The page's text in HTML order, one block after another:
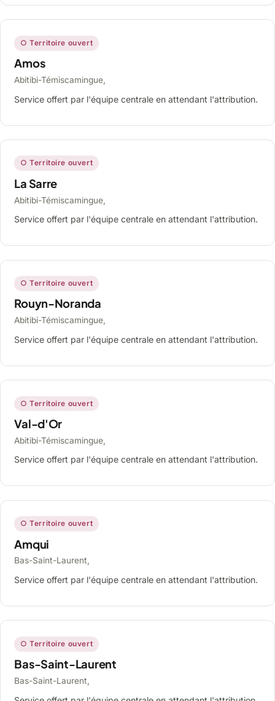
○ Territoire ouvert
Amos
Abitibi-Témiscamingue,
Service offert par l'équipe centrale en attendant l'attribution.
○ Territoire ouvert
La Sarre
Abitibi-Témiscamingue,
Service offert par l'équipe centrale en attendant l'attribution.
○ Territoire ouvert
Rouyn-Noranda
Abitibi-Témiscamingue,
Service offert par l'équipe centrale en attendant l'attribution.
○ Territoire ouvert
Val-d'Or
Abitibi-Témiscamingue,
Service offert par l'équipe centrale en attendant l'attribution.
○ Territoire ouvert
Amqui
Bas-Saint-Laurent,
Service offert par l'équipe centrale en attendant l'attribution.
○ Territoire ouvert
Bas-Saint-Laurent
Bas-Saint-Laurent,